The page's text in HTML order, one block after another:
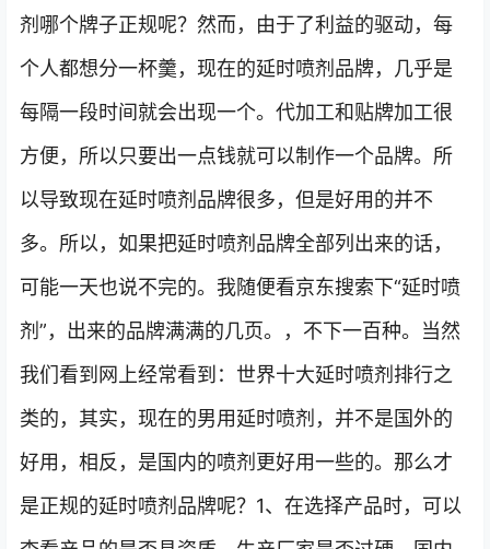
剂哪个牌子正规呢？然而，由于了利益的驱动，每
个人都想分一杯羹，现在的延时喷剂品牌，几乎是
每隔一段时间就会出现一个。代加工和贴牌加工很
方便，所以只要出一点钱就可以制作一个品牌。所
以导致现在延时喷剂品牌很多，但是好用的并不
多。所以，如果把延时喷剂品牌全部列出来的话，
可能一天也说不完的。我随便看京东搜索下“延时喷
剂”，出来的品牌满满的几页。，不下一百种。当然
我们看到网上经常看到：世界十大延时喷剂排行之
类的，其实，现在的男用延时喷剂，并不是国外的
好用，相反，是国内的喷剂更好用一些的。那么才
是正规的延时喷剂品牌呢？1、在选择产品时，可以